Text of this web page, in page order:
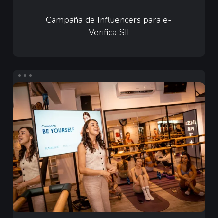
de
Influencers
SII
Campaña de Influencers para e-
Verifica SII
Infuencers
para
Merz
Aesthetics